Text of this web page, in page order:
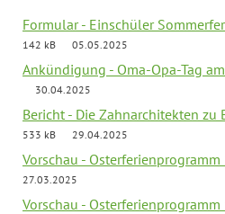
Formular - Einschüler
142 kB
05.05.2025
Ankündigung - Oma-Opa-Tag
30.04.2025
Bericht - Die Zahnarchitekten zu
533 kB
29.04.2025
Vorschau - Osterferienprogramm
27.03.2025
Vorschau - Osterferienprogramm